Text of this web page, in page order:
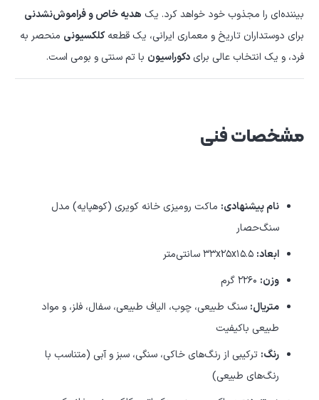
بیننده‌ای را مجذوب خود خواهد کرد. یک هدیه خاص و فراموش‌نشدنی
برای دوستداران تاریخ و معماری ایرانی، یک قطعهکلکسیونی منحصر به
فرد، و یک انتخاب عالی برای دکوراسیون با تم سنتی و بومی است.
مشخصات فنی
نام پیشنهادی: ماکت رومیزی خانه کویری (کوهپایه) مدل
سنگ‌حصار
ابعاد:
وزن:
متریال: سنگ طبیعی، چوب، الیاف طبیعی، سفال، فلز، و مواد
طبیعی باکیفیت
رنگ: ترکیبی از رنگ‌های خاکی، سنگی، سبز و آبی (متناسب با
رنگ‌های طبیعی)